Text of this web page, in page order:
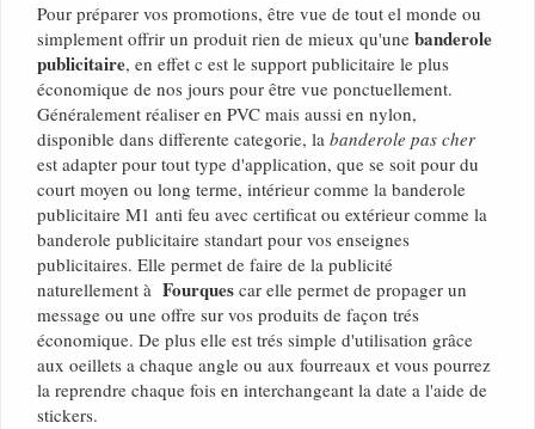
Pour préparer vos promotions, être vue de tout el monde ou
simplement offrir un produit rien de mieux qu'une banderole
publicitaire, en effet c est le support publicitaire le plus
économique de nos jours pour être vue ponctuellement.
Généralement réaliser en PVC mais aussi en nylon,
disponible dans differente categorie, la banderole pas cher
est adapter pour tout type d'application, que se soit pour du
court moyen ou long terme, intérieur comme la banderole
publicitaire M1 anti feu avec certificat ou extérieur comme la
banderole publicitaire standart pour vos enseignes
publicitaires. Elle permet de faire de la publicité
naturellement à Fourques car elle permet de propager un
message ou une offre sur vos produits de façon trés
économique. De plus elle est trés simple d'utilisation grâce
aux oeillets a chaque angle ou aux fourreaux et vous pourrez
la reprendre chaque fois en interchangeant la date a l'aide de
stickers.